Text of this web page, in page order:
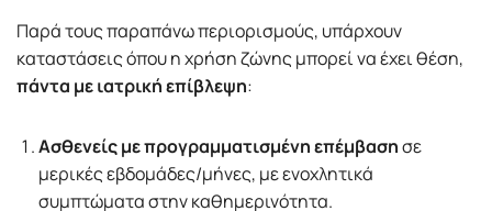
Παρά τους παραπάνω περιορισμούς, υπάρχουν
καταστάσεις όπου η χρήση ζώνης μπορεί να έχει θέση,
πάντα με ιατρική επίβλεψη:
Ασθενείς με προγραμματισμένη επέμβασησε
μερικές εβδομάδες/μήνες, με ενοχλητικά
συμπτώματα στην καθημερινότητα.